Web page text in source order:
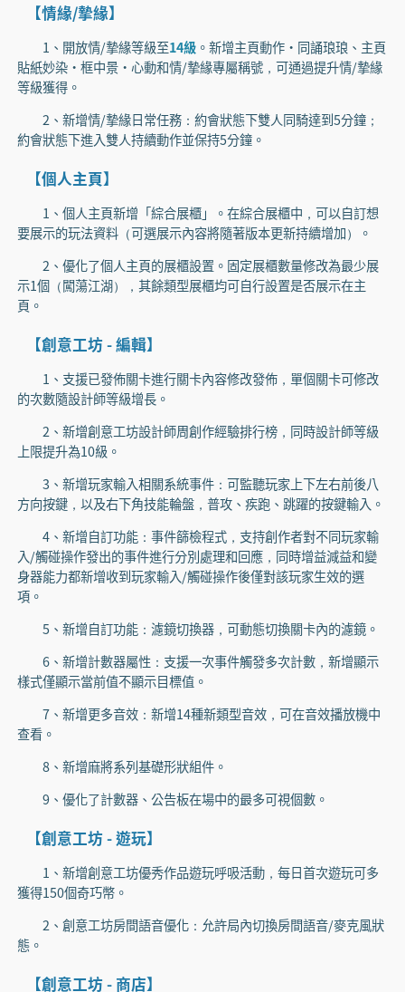
【情緣/摯緣】
1、開放情/摯緣等級至14級。新增主頁動作·同誦琅琅、主頁
貼紙妙染·框中景·心動和情/摯緣專屬稱號，可通過提升情/摯緣
等級獲得。
2、新增情/摯緣日常任務：約會狀態下雙人同騎達到5分鐘；
約會狀態下進入雙人持續動作並保持5分鐘。
【個人主頁】
1、個人主頁新增「綜合展櫃」。在綜合展櫃中，可以自訂想
要展示的玩法資料（可選展示內容將隨著版本更新持續增加）。
2、優化了個人主頁的展櫃設置。固定展櫃數量修改為最少展
示1個（闖蕩江湖），其餘類型展櫃均可自行設置是否展示在主
頁。
【創意工坊 - 編輯】
1、支援已發佈關卡進行關卡內容修改發佈，單個關卡可修改
的次數隨設計師等級增長。
2、新增創意工坊設計師周創作經驗排行榜，同時設計師等級
上限提升為10級。
3、新增玩家輸入相關系統事件：可監聽玩家上下左右前後八
方向按鍵，以及右下角技能輪盤，普攻、疾跑、跳躍的按鍵輸入。
4、新增自訂功能：事件篩檢程式，支持創作者對不同玩家輸
入/觸碰操作發出的事件進行分別處理和回應，同時增益減益和變
身器能力都新增收到玩家輸入/觸碰操作後僅對該玩家生效的選
項。
5、新增自訂功能：濾鏡切換器，可動態切換關卡內的濾鏡。
6、新增計數器屬性：支援一次事件觸發多次計數，新增顯示
樣式僅顯示當前值不顯示目標值。
7、新增更多音效：新增14種新類型音效，可在音效播放機中
查看。
8、新增麻將系列基礎形狀組件。
9、優化了計數器、公告板在場中的最多可視個數。
【創意工坊 - 遊玩】
1、新增創意工坊優秀作品遊玩呼吸活動，每日首次遊玩可多
獲得150個奇巧幣。
2、創意工坊房間語音優化：允許局內切換房間語音/麥克風狀
態。
【創意工坊 - 商店】